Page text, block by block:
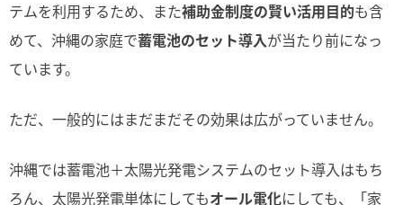
テムを利用するため、また補助金制度の賢い活用目的も含
めて、沖縄の家庭で蓄電池のセット導入が当たり前になっ
ています。
ただ、一般的にはまだまだその効果は広がっていません。
沖縄では蓄電池＋太陽光発電システムのセット導入はもち
ろん、太陽光発電単体にしてもオール電化にしても、「家